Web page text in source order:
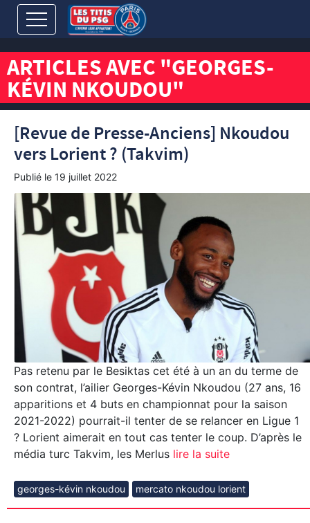
ARTICLES AVEC "GEORGES-
KÉVIN NKOUDOU"
[Revue de Presse-Anciens] Nkoudou
vers Lorient ? (Takvim)
Publié le 19 juillet 2022
Pas retenu par le Besiktas cet été à un an du terme de
son contrat, l’ailier Georges-Kévin Nkoudou (27 ans, 16
apparitions et 4 buts en championnat pour la saison
2021-2022) pourrait-il tenter de se relancer en Ligue 1
? Lorient aimerait en tout cas tenter le coup. D’après le
média turc Takvim, les Merlus lire la suite
georges-kévin nkoudou mercato nkoudou lorient